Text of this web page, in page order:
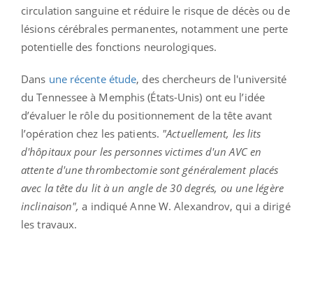
circulation sanguine et réduire le risque de décès ou de
lésions cérébrales permanentes, notamment une perte
potentielle des fonctions neurologiques.
Dans une récente étude, des chercheurs de l'université
du Tennessee à Memphis (États-Unis) ont eu l’idée
d’évaluer le rôle du positionnement de la tête avant
l’opération chez les patients. "Actuellement, les lits
d'hôpitaux pour les personnes victimes d'un AVC en
attente d'une thrombectomie sont généralement placés
avec la tête du lit à un angle de 30 degrés, ou une légère
inclinaison", a indiqué Anne W. Alexandrov, qui a dirigé
les travaux.